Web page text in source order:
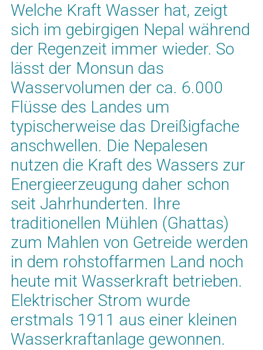
Welche Kraft Wasser hat, zeigt
sich im gebirgigen Nepal während
der Regenzeit immer wieder. So
lässt der Monsun das
Wasservolumen der ca. 6.000
Flüsse des Landes um
typischerweise das Dreißigfache
anschwellen. Die Nepalesen
nutzen die Kraft des Wassers zur
Energieerzeugung daher schon
seit Jahrhunderten. Ihre
traditionellen Mühlen (Ghattas)
zum Mahlen von Getreide werden
in dem rohstoffarmen Land noch
heute mit Wasserkraft betrieben.
Elektrischer Strom wurde
erstmals 1911 aus einer kleinen
Wasserkraftanlage gewonnen.